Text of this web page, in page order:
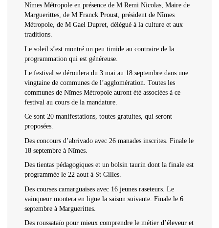
Nîmes Métropole en présence de M Remi Nicolas, Maire de
Marguerittes, de M Franck Proust, président de Nîmes
Métropole, de M Gael Dupret, délégué à la culture et aux
traditions.
Le soleil s’est montré un peu timide au contraire de la
programmation qui est généreuse.
Le festival se déroulera du 3 mai au 18 septembre dans une
vingtaine de communes de l’agglomération. Toutes les
communes de Nîmes Métropole auront été associées à ce
festival au cours de la mandature.
Ce sont 20 manifestations, toutes gratuites, qui seront
proposées.
Des concours d’abrivado avec 26 manades inscrites. Finale le
18 septembre à Nîmes.
Des tientas pédagogiques et un bolsin taurin dont la finale est
programmée le 22 aout à St Gilles.
Des courses camarguaises avec 16 jeunes raseteurs. Le
vainqueur montera en ligue la saison suivante. Finale le 6
septembre à Marguerittes.
Des roussataïo pour mieux comprendre le métier d’éleveur et